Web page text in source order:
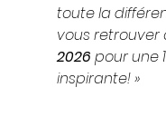
toute la
vous retrouver
2026 pour une
inspirante! »